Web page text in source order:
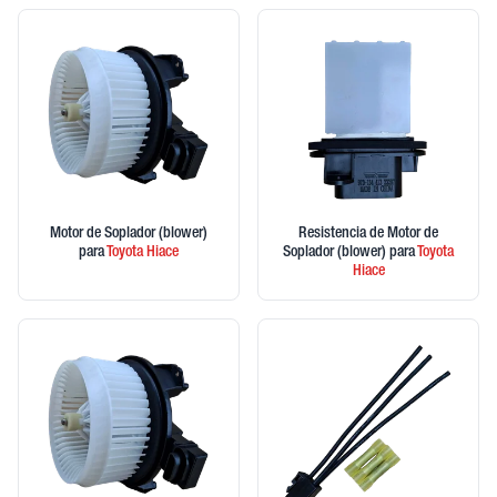
Motor de Soplador (blower)
para ToyotaHiace
Resistencia de Motor de
Soplador (blower) para Toyota
Hiace